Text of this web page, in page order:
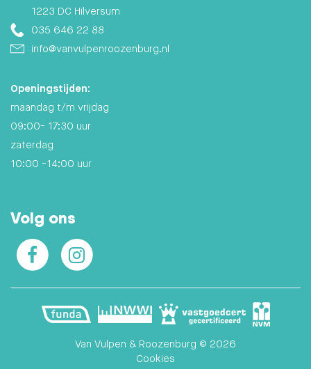
1223 DC Hilversum
035 646 22 88
info@vanvulpenroozenburg.nl
Openingstijden:
maandag t/m vrijdag
09:00- 17:30 uur
zaterdag
10:00 -14:00 uur
Volg ons
Facebook
Van Vulpen & Roozenburg © 2026
Cookies